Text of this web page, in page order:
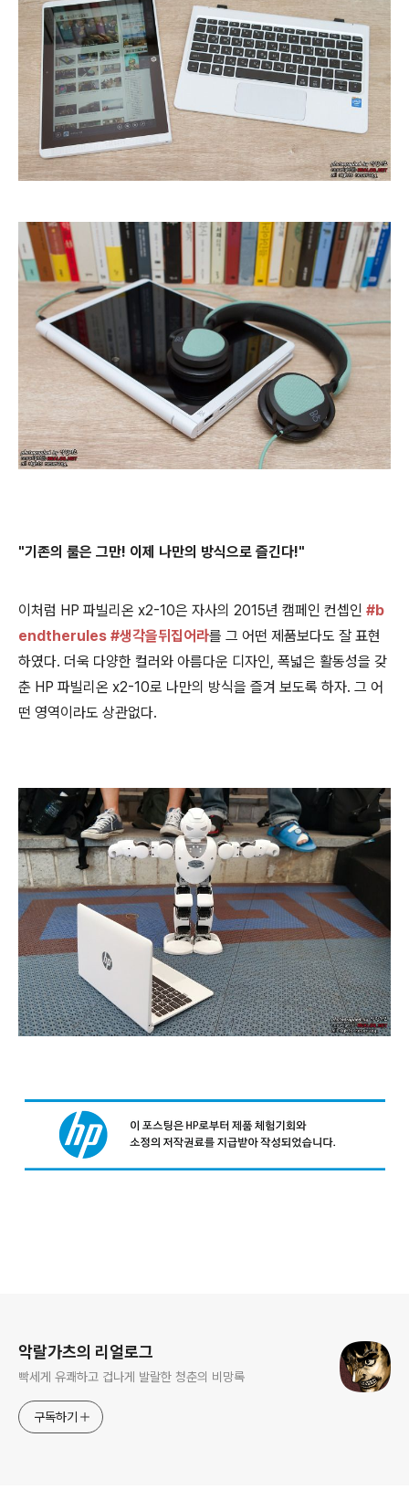
"기존의 룰은 그만! 이제 나만의 방식으로 즐긴다!"
이처럼 HP 파빌리온 x2-10은 자사의 2015년 캠페인 컨셉인 #b
endtherules #생각을뒤집어라를 그 어떤 제품보다도 잘 표현
하였다. 더욱 다양한 컬러와 아름다운 디자인, 폭넓은 활동성을 갖
춘 HP 파빌리온 x2-10로 나만의 방식을 즐겨 보도록 하자. 그 어
떤 영역이라도 상관없다.
악랄가츠의 리얼로그
빡세게 유쾌하고 겁나게 발랄한 청춘의 비망록
구독하기